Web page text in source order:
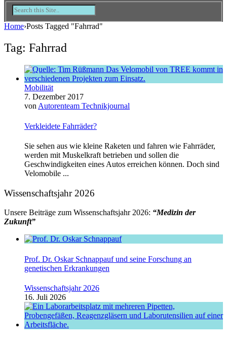
Home›Posts Tagged "Fahrrad"
Tag: Fahrrad
Mobilität
7. Dezember 2017
von Autorenteam Technikjournal
Verkleidete Fahrräder?
Sie sehen aus wie kleine Raketen und fahren wie Fahrräder,
werden mit Muskelkraft betrieben und sollen die
Geschwindigkeiten eines Autos erreichen können. Doch sind
Velomobile ...
Wissenschaftsjahr 2026
Unsere Beiträge zum Wissenschaftsjahr 2026: “Medizin der
Zukunft”
Prof. Dr. Oskar Schnappauf und seine Forschung an
genetischen Erkrankungen
Wissenschaftsjahr 2026
16. Juli 2026